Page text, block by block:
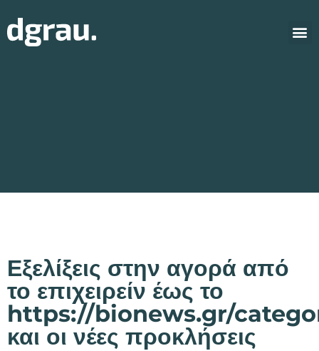
Εξελίξεις στην αγορά από
το επιχειρείν έως το
https://bionews.gr/
και οι νέες προκλήσεις